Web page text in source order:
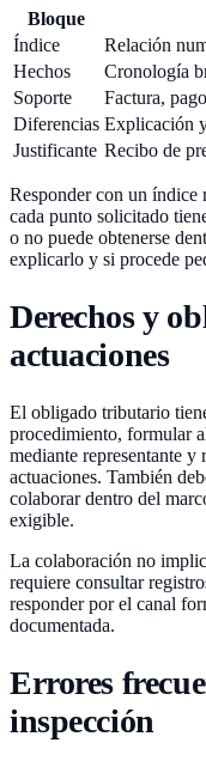
Bloque
Índice
Relación
Hechos
Cronología
Soporte
Factura,
Diferencias Explicación
Justificante Recibo de
Responder con un índice
cada punto solicitado
o no puede obtenerse
explicarlo y si procede
Derechos y
actuaciones
El obligado tributario
procedimiento, formular
mediante representante
actuaciones. También
colaborar dentro del
exigible.
La colaboración no
requiere consultar
responder por el canal
documentada.
Errores
inspección